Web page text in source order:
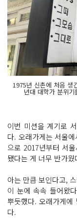
1975년 신촌에 처음 생
년대 대학가 분위
이번 미션을 계기로
다. 오래가게는 서울에
으로 2017년부터 서
됐다는 게 너무 반가웠
아는 만큼 보인다고,
이 눈에 속속 들어왔
뿌듯했다. 오래가게
다.